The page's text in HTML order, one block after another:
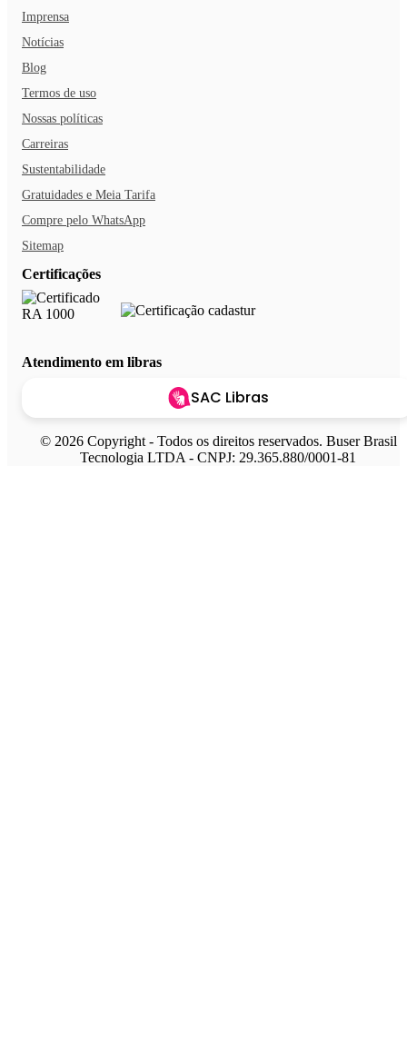
Imprensa
Notícias
Blog
Termos de uso
Nossas políticas
Carreiras
Sustentabilidade
Gratuidades e Meia Tarifa
Compre pelo WhatsApp
Sitemap
Certificações
Atendimento em libras
SAC Libras
© 2026 Copyright - Todos os direitos reservados. Buser Brasil
Tecnologia LTDA - CNPJ: 29.365.880/0001-81